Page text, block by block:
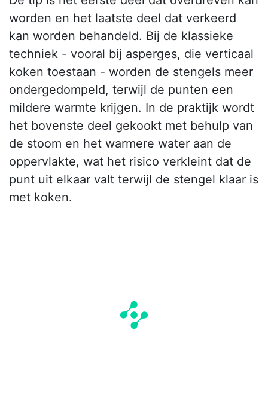
worden en het laatste deel dat verkeerd
kan worden behandeld. Bij de klassieke
techniek - vooral bij asperges, die verticaal
koken toestaan - worden de stengels meer
ondergedompeld, terwijl de punten een
mildere warmte krijgen. In de praktijk wordt
het bovenste deel gekookt met behulp van
de stoom en het warmere water aan de
oppervlakte, wat het risico verkleint dat de
punt uit elkaar valt terwijl de stengel klaar is
met koken.